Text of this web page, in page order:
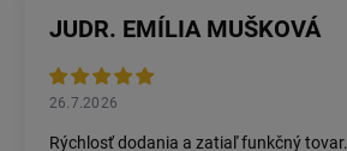
JUDR. EMÍLIA MUŠKOVÁ
26.7.2026
Rýchlosť dodania a zatiaľ funkčný tovar.